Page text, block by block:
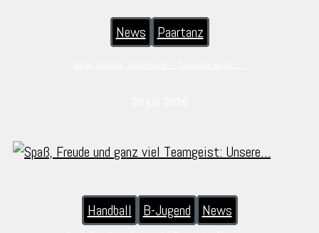
News Paartanz
Handball B-Jugend News